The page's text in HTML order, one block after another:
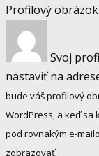
Profilový obrázok
Svoj
nastaviť na
bude váš profilový
WordPress, a keď
pod rovnakým e-
zobrazovať.